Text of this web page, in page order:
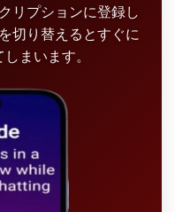
リプションに登録し
切り替えるとすぐに
まいます。